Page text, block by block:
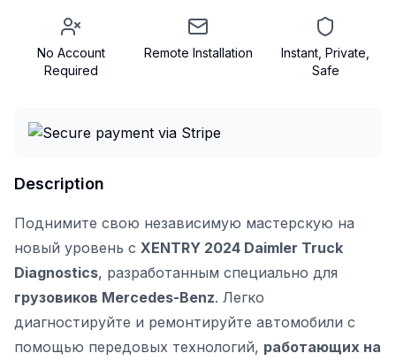
No Account
Required
Remote Installation
Instant, Private,
Safe
Description
Поднимите свою независимую мастерскую на
новый уровень с XENTRY 2024 Daimler Truck
Diagnostics, разработанным специально для
грузовиков Mercedes-Benz. Легко
диагностируйте и ремонтируйте автомобили с
помощью передовых технологий, работающих на